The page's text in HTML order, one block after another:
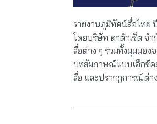
รายงานภูมิทัศน์สื่อไทย
โดยบริษัท ดาต้าเซ็ต จ
สื่อต่าง ๆ รวมทั้งมุมมอง
บทสัมภาษณ์แบบเอ็กซ์ค
สื่อ และปรากฏการณ์ต่า